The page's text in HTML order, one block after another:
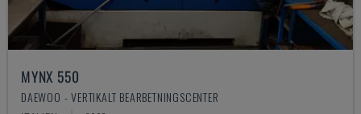
MYNX 550
DAEWOO - VERTIKALT BEARBETNINGSCENTER